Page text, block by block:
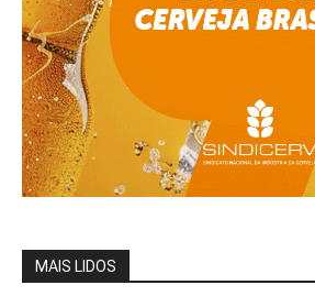
MAIS LIDOS